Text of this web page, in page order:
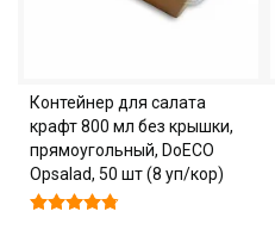
Контейнер для салата
крафт 800 мл без крышки,
прямоугольный, DoECO
Opsalad, 50 шт (8 уп/кор)